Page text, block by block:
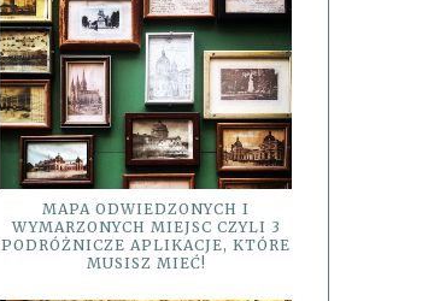
MAPA ODWIEDZONYCH I
WYMARZONYCH MIEJSC CZYLI 3
PODRÓŻNICZE APLIKACJE, KTÓRE
MUSISZ MIEĆ!